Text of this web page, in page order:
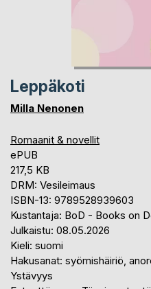
Leppäkoti
Milla Nenonen
Romaanit & novellit
ePUB
217,5 KB
DRM: Vesileimaus
ISBN-13: 9789528939603
Kustantaja: BoD - Books on
Julkaistu: 08.05.2026
Kieli: suomi
Hakusanat: syömishäiriö,
Ystävyys